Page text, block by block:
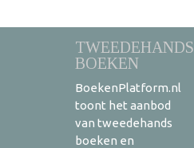
TWEEDEHANDS
BOEKEN
BoekenPlatform.nl
toont het aanbod
van tweedehands
boeken en